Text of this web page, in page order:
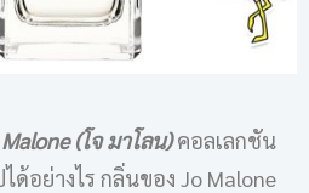
(โจ มาโลน)คอลเลกชัน
ได้อย่างไร กลิ่นของ Jo Malone